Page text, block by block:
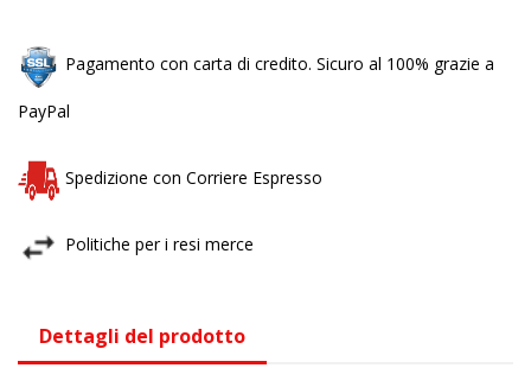
Pagamento con carta di credito. Sicuro al 100% grazie a
PayPal
Spedizione con Corriere Espresso
Politiche per i resi merce
Dettagli del prodotto